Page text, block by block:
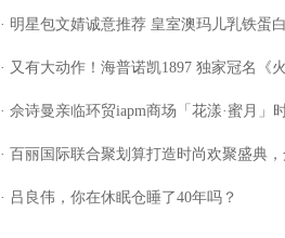
· 明星包文婧诚意推荐 皇室澳玛儿乳铁蛋
· 又有大动作！海普诺凯1897 独家冠名《
· 佘诗曼亲临环贸iapm商场「花漾·蜜月
· 百丽国际联合聚划算打造时尚欢聚盛典
· 吕良伟，你在休眠仓睡了40年吗？